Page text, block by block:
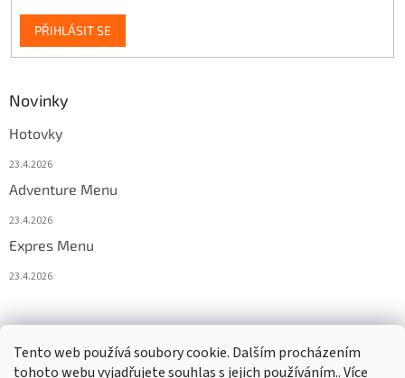
Tento web používá soubory cookie. Dalším procházením
tohoto webu vyjadřujete souhlas s jejich používáním.. Více
PŘIHLÁSIT SE
Novinky
Hotovky
23.4.2026
Adventure Menu
23.4.2026
Expres Menu
23.4.2026